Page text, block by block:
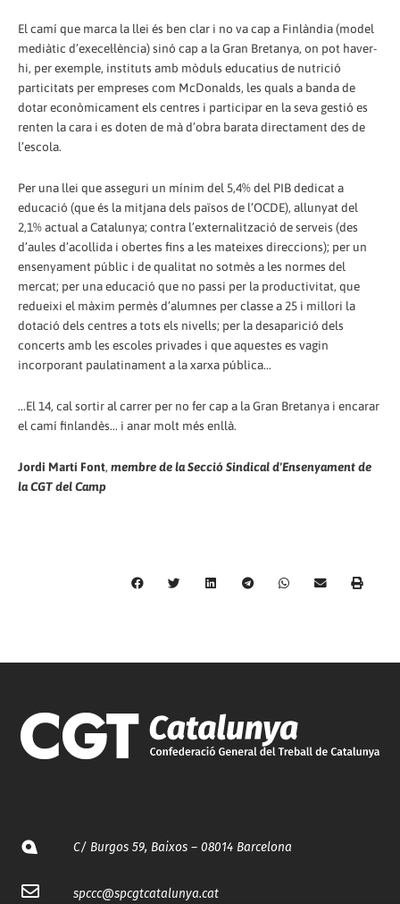
El camí que marca la llei és ben clar i no va cap a Finlàndia (model
mediàtic d’execel·lència) sinó cap a la Gran Bretanya, on pot haver-
hi, per exemple, instituts amb mòduls educatius de nutrició
particitats per empreses com McDonalds, les quals a banda de
dotar econòmicament els centres i participar en la seva gestió es
renten la cara i es doten de mà d’obra barata directament des de
l’escola.
Per una llei que asseguri un mínim del 5,4% del PIB dedicat a
educació (que és la mitjana dels països de l’OCDE), allunyat del
2,1% actual a Catalunya; contra l’externalització de serveis (des
d’aules d’acollida i obertes fins a les mateixes direccions); per un
ensenyament públic i de qualitat no sotmès a les normes del
mercat; per una educació que no passi per la productivitat, que
redueixi el màxim permès d’alumnes per classe a 25 i millori la
dotació dels centres a tots els nivells; per la desaparició dels
concerts amb les escoles privades i que aquestes es vagin
incorporant paulatinament a la xarxa pública...
...El 14, cal sortir al carrer per no fer cap a la Gran Bretanya i encarar
el camí finlandès... i anar molt més enllà.
Jordi Martí Font, membre de la Secció Sindical d'Ensenyament de
la CGT del Camp
C/ Burgos 59, Baixos – 08014 Barcelona
spccc@spcgtcatalunya.cat